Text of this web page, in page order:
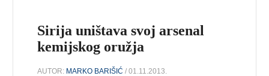
Sirija uništava svoj arsenal
kemijskog oružja
AUTOR: MARKO BARIŠIĆ / 01.11.2013.